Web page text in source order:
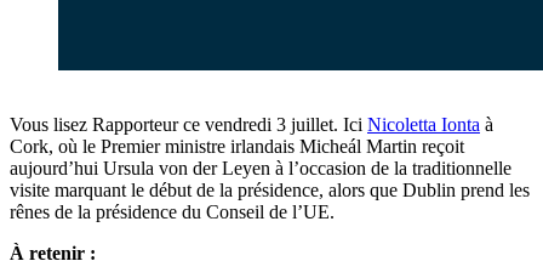
Vous lisez Rapporteur ce vendredi 3 juillet. Ici Nicoletta Ionta à
Cork, où le Premier ministre irlandais Micheál Martin reçoit
aujourd’hui Ursula von der Leyen à l’occasion de la traditionnelle
visite marquant le début de la présidence, alors que Dublin prend les
rênes de la présidence du Conseil de l’UE.
À retenir :